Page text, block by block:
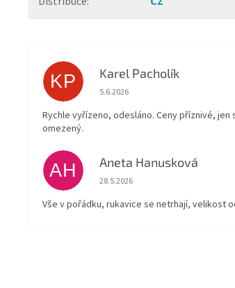
KP Karel Pacholík
Hodnocení obchodu je 4 z 5
5.6.2026
Rychle vyřízeno, odesláno. Ceny příznivé,
omezený.
AH Aneta Hanusková
Hodnocení obchodu je 5 z 5
28.5.2026
Vše v pořádku, rukavice se netrhají, velikost